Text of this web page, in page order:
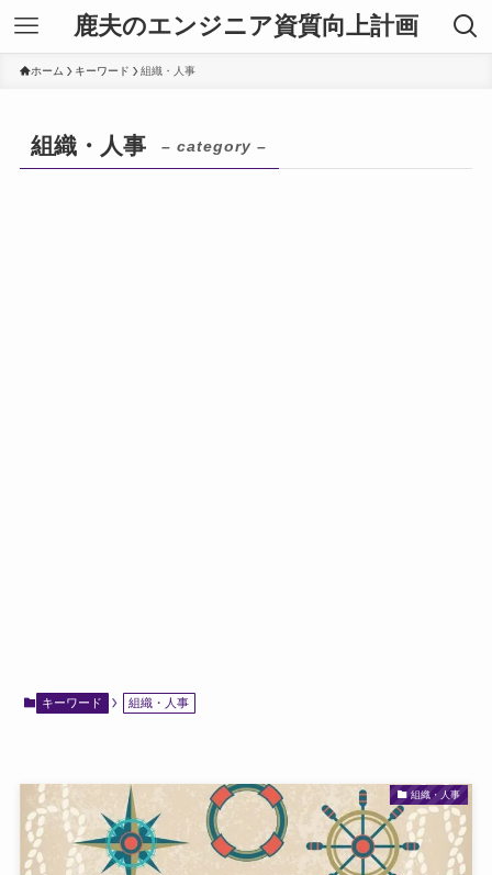
鹿夫のエンジニア資質向上計画
ホーム キーワード 組織・人事
組織・人事 – category –
キーワード 組織・人事
組織・人事